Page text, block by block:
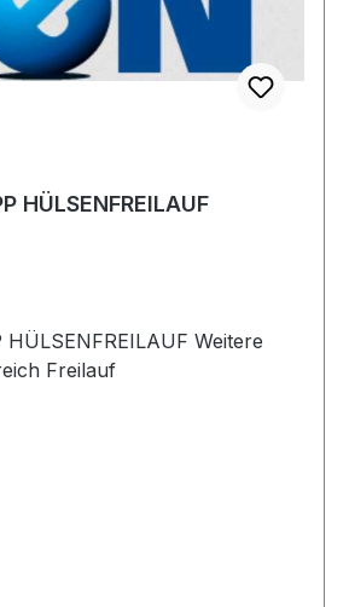
HÜLSENFREILAUF
Weitere
Produkte im Bereich Freilauf